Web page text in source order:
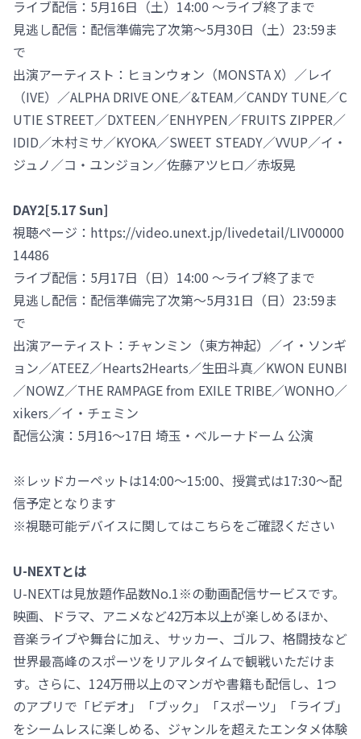
ライブ配信：5月16日（土）14:00 ～ライブ終了まで
見逃し配信：配信準備完了次第～5月30日（土）23:59ま
で
出演アーティスト：ヒョンウォン（MONSTA X）／レイ
（IVE）／ALPHA DRIVE ONE／&TEAM／CANDY TUNE／C
UTIE STREET／DXTEEN／ENHYPEN／FRUITS ZIPPER／
IDID／木村ミサ／KYOKA／SWEET STEADY／VVUP／イ・
ジュノ／コ・ユンジョン／佐藤アツヒロ／赤坂晃
DAY2[5.17 Sun]
視聴ページ：https://video.unext.jp/livedetail/LIV00000
14486
ライブ配信：5月17日（日）14:00 ～ライブ終了まで
見逃し配信：配信準備完了次第～5月31日（日）23:59ま
で
出演アーティスト：チャンミン（東方神起）／イ・ソンギ
ョン／ATEEZ／Hearts2Hearts／生田斗真／KWON EUNBI
／NOWZ／THE RAMPAGE from EXILE TRIBE／WONHO／
xikers／イ・チェミン
配信公演：5月16～17日 埼玉・ベルーナドーム 公演
※レッドカーペットは14:00～15:00、授賞式は17:30～配
信予定となります
※視聴可能デバイスに関してはこちらをご確認ください
U-NEXTとは
U-NEXTは見放題作品数No.1※の動画配信サービスです。
映画、ドラマ、アニメなど42万本以上が楽しめるほか、
音楽ライブや舞台に加え、サッカー、ゴルフ、格闘技など
世界最高峰のスポーツをリアルタイムで観戦いただけま
す。さらに、124万冊以上のマンガや書籍も配信し、1つ
のアプリで「ビデオ」「ブック」「スポーツ」「ライブ」
をシームレスに楽しめる、ジャンルを超えたエンタメ体験